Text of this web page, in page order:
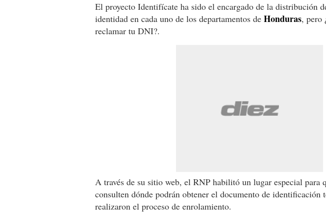
El proyecto Identifícate ha sido el encargado de la distribución
identidad en cada uno de los departamentos de Honduras, pero
reclamar tu DNI?.
A través de su sitio web, el RNP habilitó un lugar especial para
consulten dónde podrán obtener el documento de identificación
realizaron el proceso de enrolamiento.